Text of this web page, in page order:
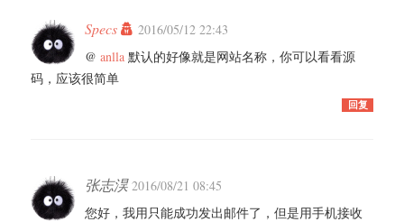
Specs
2016/05/12 22:43
@ anlla 默认的好像就是网站名称，你可以看看源
码，应该很简单
回复
张志淏2016/08/21 08:45
您好，我用只能成功发出邮件了，但是用手机接收